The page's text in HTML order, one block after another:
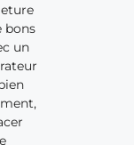
bons
un